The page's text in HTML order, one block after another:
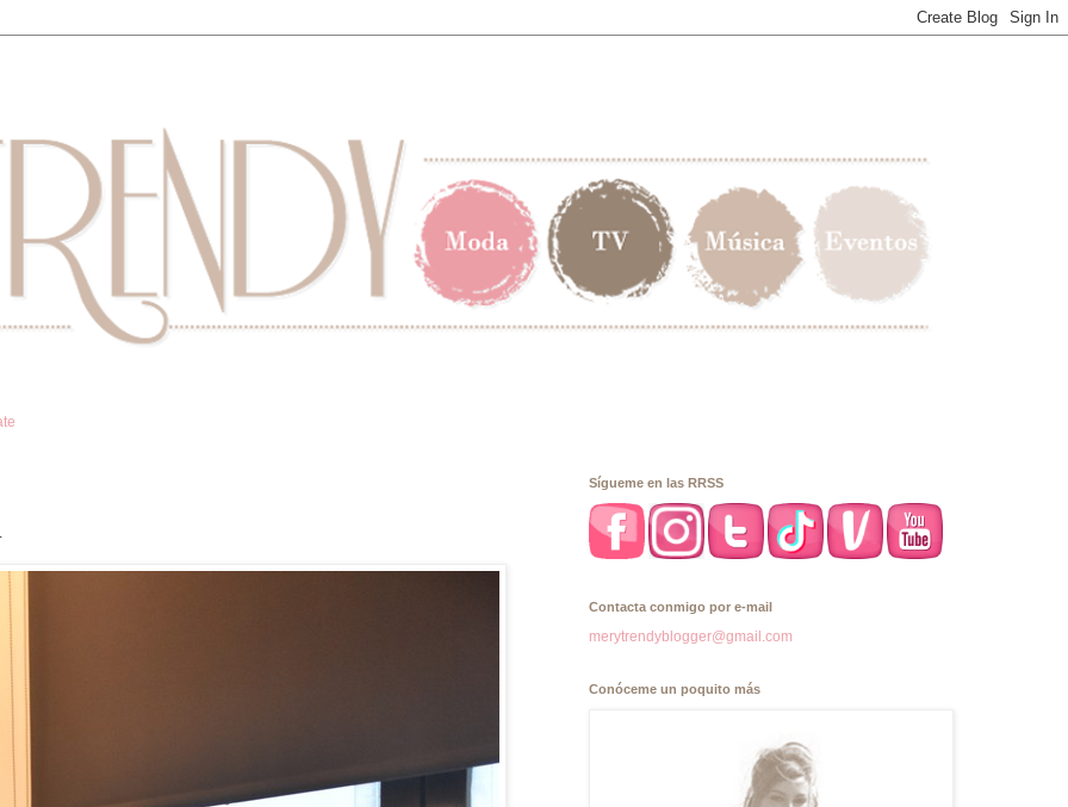
Sígueme en las RRSS
Contacta conmigo por e-mail
merytrendyblogger@gmail.com
Conóceme un poquito más